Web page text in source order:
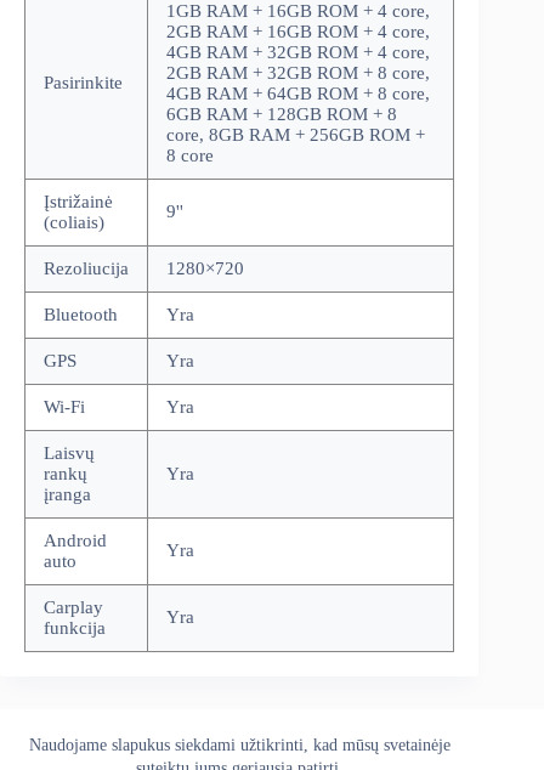
Naudojame slapukus siekdami užtikrinti, kad mūsų svetainėje
Pasirinkite
1GB RAM + 16GB ROM + 4 core,
2GB RAM + 16GB ROM + 4 core,
4GB RAM + 32GB ROM + 4 core,
2GB RAM + 32GB ROM + 8 core,
4GB RAM + 64GB ROM + 8 core,
6GB RAM + 128GB ROM + 8
core, 8GB RAM + 256GB ROM +
8 core
Įstrižainė
(coliais)
9''
Rezoliucija 1280×720
Bluetooth Yra
GPS Yra
Wi-Fi Yra
Laisvų
rankų
įranga
Yra
Android
auto
Yra
Carplay
funkcija
Yra
Apie mus Grąžinimo politika
Kontaktai